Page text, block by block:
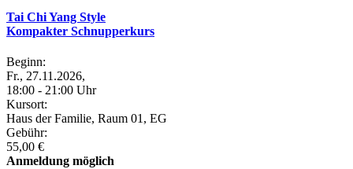
Tai Chi Yang Style
Kompakter Schnupperkurs
Beginn:
Fr., 27.11.2026,
18:00 - 21:00 Uhr
Kursort:
Haus der Familie, Raum 01, EG
Gebühr:
55,00 €
Anmeldung möglich